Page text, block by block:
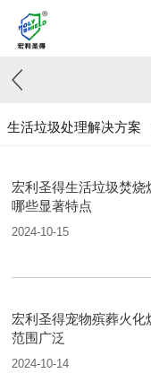
生活垃圾处理解决方案
宏利圣得生活垃圾焚烧
哪些显著特点
2024-10-15
宏利圣得宠物殡葬火化
范围广泛
2024-10-14